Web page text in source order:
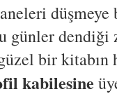
günler
bir
kabilesine